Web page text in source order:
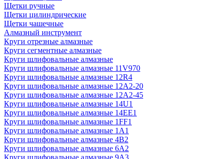
Щетки ручные
Щетки цилиндрические
Щетки чашечные
Алмазный инструмент
Круги отрезные алмазные
Круги сегментные алмазные
Круги шлифовальные алмазные
Круги шлифовальные алмазные 11V970
Круги шлифовальные алмазные 12R4
Круги шлифовальные алмазные 12А2-20
Круги шлифовальные алмазные 12А2-45
Круги шлифовальные алмазные 14U1
Круги шлифовальные алмазные 14ЕЕ1
Круги шлифовальные алмазные 1FF1
Круги шлифовальные алмазные 1А1
Круги шлифовальные алмазные 4В2
Круги шлифовальные алмазные 6A2
Круги шлифовальные алмазные 9А3